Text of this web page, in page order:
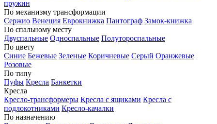
пружин
По механизму трансформации
Сержио Венеция Еврокнижка Пантограф Замок-книжка
По спальному месту
Двуспальные Односпальные Полутороспальные
По цвету
Синие Бежевые Зеленые Коричневые Серый Оранжевые
Розовые
По типу
Пуфы Кресла Банкетки
Кресла
Кресло-трансформеры Кресла с ящиками Кресла с
подлокотниками Кресло-качалки
По назначению